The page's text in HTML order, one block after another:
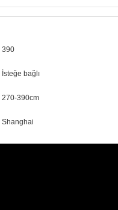
390
İsteğe bağlı
270-390cm
Shanghai